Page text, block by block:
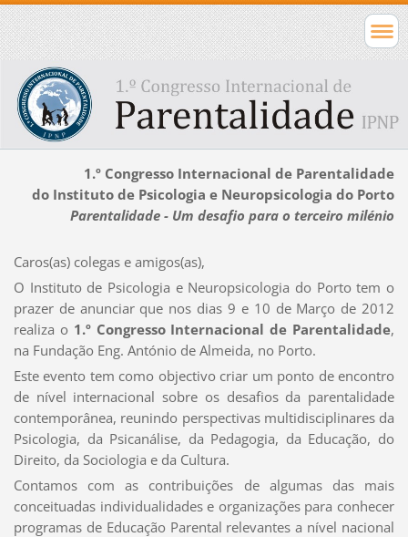
1.º Congresso Internacional de Parentalidade
do Instituto de Psicologia e Neuropsicologia do Porto
Parentalidade - Um desafio para o terceiro milénio
Caros(as) colegas e amigos(as),
O Instituto de Psicologia e Neuropsicologia do Porto tem o
prazer de anunciar que nos dias 9 e 10 de Março de 2012
realiza o 1.º Congresso Internacional de Parentalidade,
na Fundação Eng. António de Almeida, no Porto.
Este evento tem como objectivo criar um ponto de encontro
de nível internacional sobre os desafios da parentalidade
contemporânea, reunindo perspectivas multidisciplinares da
Psicologia, da Psicanálise, da Pedagogia, da Educação, do
Direito, da Sociologia e da Cultura.
Contamos com as contribuições de algumas das mais
conceituadas individualidades e organizações para conhecer
programas de Educação Parental relevantes a nível nacional